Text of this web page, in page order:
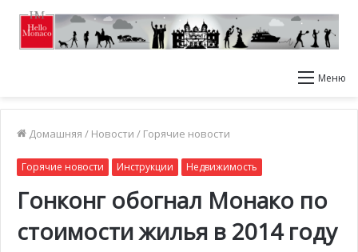
Меню
Домашняя / Новости / Горячие новости
Горячие новости Инструкции Недвижимость
Гонконг обогнал Монако по
стоимости жилья в 2014 году